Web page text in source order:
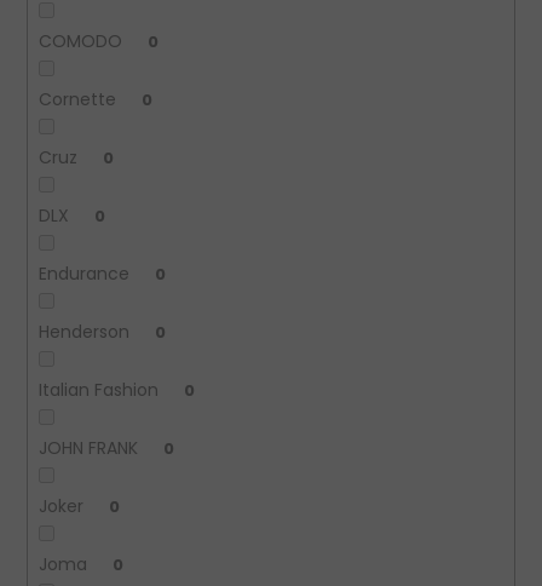
COMODO 0
Cornette 0
Cruz 0
DLX 0
Endurance 0
Henderson 0
Italian Fashion 0
JOHN FRANK 0
Joker 0
Joma 0